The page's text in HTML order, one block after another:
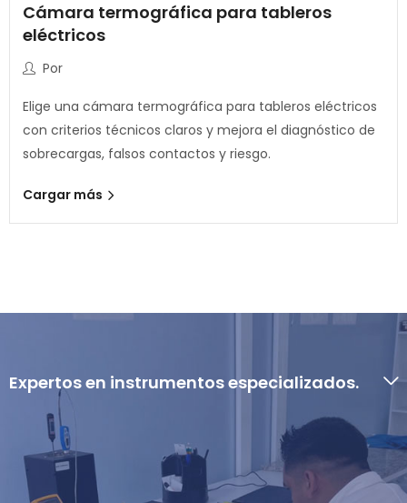
Cámara termográfica para tableros
eléctricos
Por
Elige una cámara termográfica para tableros eléctricos
con criterios técnicos claros y mejora el diagnóstico de
sobrecargas, falsos contactos y riesgo.
Cargar más
Expertos en instrumentos especializados.